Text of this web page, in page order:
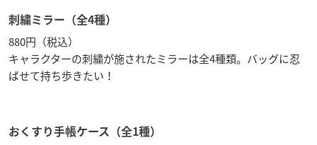
刺繍ミラー（全4種）
880円（税込）
キャラクターの刺繍が施されたミラーは全4種類。バッグに忍
ばせて持ち歩きたい！
おくすり手帳ケース（全1種）